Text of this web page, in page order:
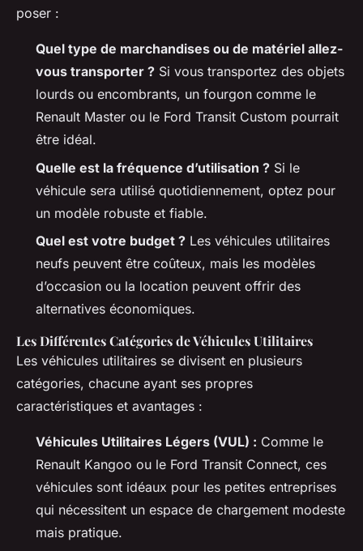
poser :
Quel type de marchandises ou de matériel allez-
vous transporter ? Si vous transportez des objets
lourds ou encombrants, un fourgon comme le
Renault Master ou le Ford Transit Custom pourrait
être idéal.
Quelle est la fréquence d’utilisation ? Si le
véhicule sera utilisé quotidiennement, optez pour
un modèle robuste et fiable.
Quel est votre budget ? Les véhicules utilitaires
neufs peuvent être coûteux, mais les modèles
d’occasion ou la location peuvent offrir des
alternatives économiques.
Les Différentes Catégories de Véhicules Utilitaires
Les véhicules utilitaires se divisent en plusieurs
catégories, chacune ayant ses propres
caractéristiques et avantages :
Véhicules Utilitaires Légers (VUL) : Comme le
Renault Kangoo ou le Ford Transit Connect, ces
véhicules sont idéaux pour les petites entreprises
qui nécessitent un espace de chargement modeste
mais pratique.